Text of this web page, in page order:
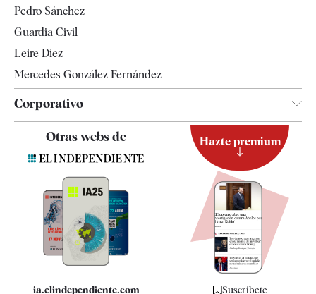
Pedro Sánchez
Guardia Civil
Leire Díez
Mercedes González Fernández
Corporativo
Contacto
Quiénes somos
Especificaciones
Otras webs de
ia.elindependiente.com
Hazte premium
Suscríbete